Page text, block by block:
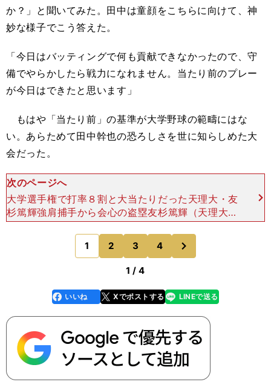
か？」と聞いてみた。田中は童顔をこちらに向けて、神
妙な様子でこう答えた。
「今日はバッティングで何も貢献できなかったので、守
備でやらかしたら戦力になれません。当たり前のプレー
が今日はできたと思います」
もはや「当たり前」の基準が大学野球の範疇にはな
い。あらためて田中幹也の恐ろしさを世に知らしめた大
会だった。
次のページへ
大学選手権で打率８割と大当たりだった天理大・友
杉篤輝強肩捕手から会心の盗塁友杉篤輝（天理大４
年／遊撃手／172センチ70キロ／右投右打／立正大
淞南高） スピードでインパクトを残した選手がも
うひと
1 2 3 4
のページへ
1 / 4
faceboo
k
いいね Xでポストする
line LINEで送る